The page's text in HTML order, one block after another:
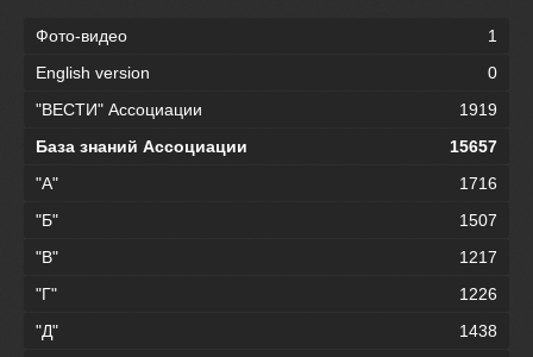
Фото-видео
1
English version
0
"ВЕСТИ" Ассоциации
1919
База знаний Ассоциации
15657
"А"
1716
"Б"
1507
"В"
1217
"Г"
1226
"Д"
1438